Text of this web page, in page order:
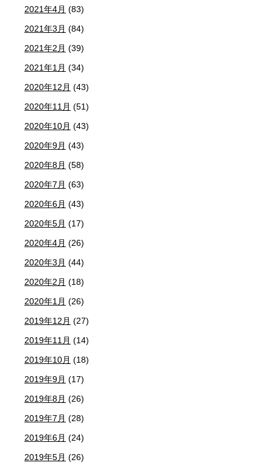
2021年4月 (83)
2021年3月 (84)
2021年2月 (39)
2021年1月 (34)
2020年12月 (43)
2020年11月 (51)
2020年10月 (43)
2020年9月 (43)
2020年8月 (58)
2020年7月 (63)
2020年6月 (43)
2020年5月 (17)
2020年4月 (26)
2020年3月 (44)
2020年2月 (18)
2020年1月 (26)
2019年12月 (27)
2019年11月 (14)
2019年10月 (18)
2019年9月 (17)
2019年8月 (26)
2019年7月 (28)
2019年6月 (24)
2019年5月 (26)